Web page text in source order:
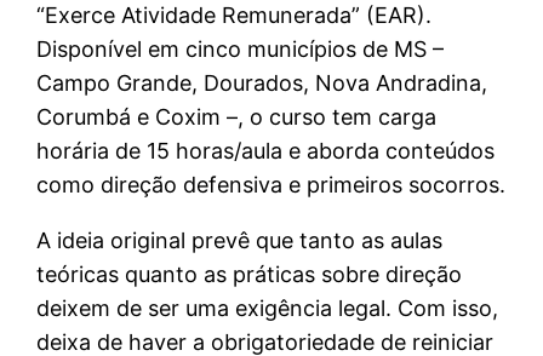
“Exerce Atividade Remunerada” (EAR).
Disponível em cinco municípios de MS –
Campo Grande, Dourados, Nova Andradina,
Corumbá e Coxim –, o curso tem carga
horária de 15 horas/aula e aborda conteúdos
como direção defensiva e primeiros socorros.
A ideia original prevê que tanto as aulas
teóricas quanto as práticas sobre direção
deixem de ser uma exigência legal. Com isso,
deixa de haver a obrigatoriedade de reiniciar